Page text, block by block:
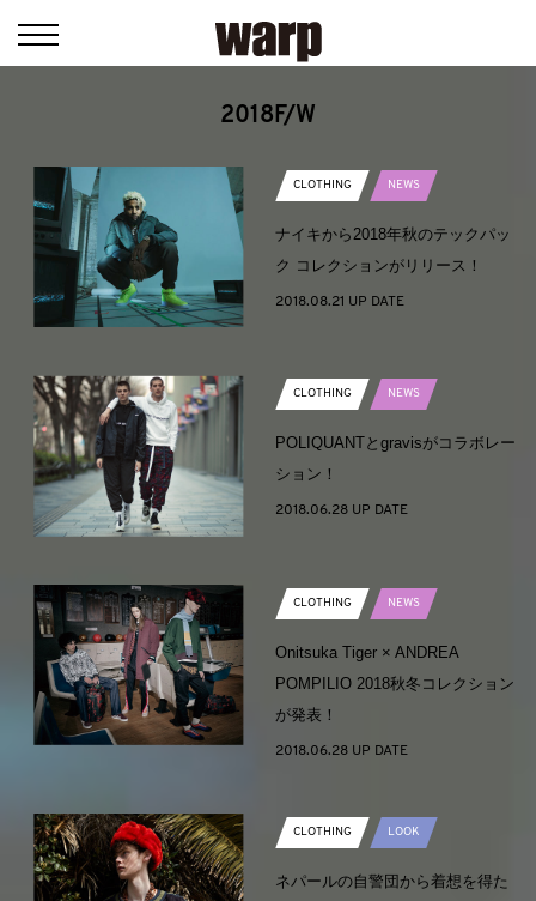
2018F/W
CLOTHING NEWS
ナイキから2018年秋のテックパッ
ク コレクションがリリース！
2018.08.21 UP DATE
CLOTHING NEWS
POLIQUANTとgravisがコラボレー
ション！
2018.06.28 UP DATE
CLOTHING NEWS
Onitsuka Tiger × ANDREA
POMPILIO 2018秋冬コレクション
が発表！
2018.06.28 UP DATE
CLOTHING LOOK
ネパールの自警団から着想を得た